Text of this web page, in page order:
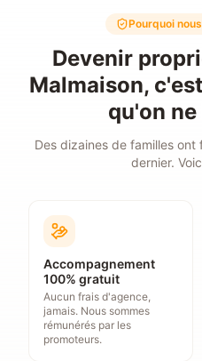
Pourquoi
Devenir
Malmaison,
qu'on
Des dizaines de familles
dernier.
Accompagnement
100% gratuit
Aucun frais d'agence,
jamais. Nous sommes
rémunérés par les
promoteurs.